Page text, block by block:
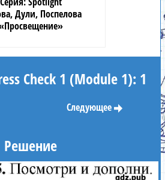
Дули, Поспелова
Check 1 (Module 1): 1
Следующее
Решение